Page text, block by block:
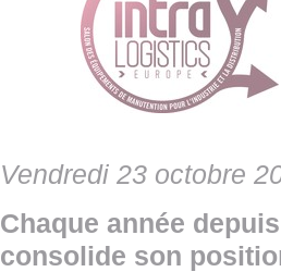
TOUTES LES INTERVIEWS
👉 PRENDRE LA PAROLE
👉 PLANNING EDITORIAL
•
•
•
Vendredi 23 octobre
Chaque année
consolide son